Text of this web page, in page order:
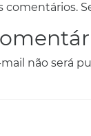
não será